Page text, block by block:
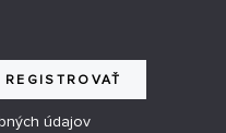
REGISTROVAŤ
údajov